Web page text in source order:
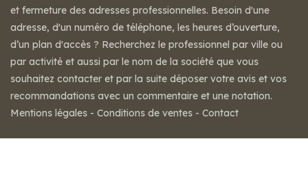
et fermeture des adresses professionnelles. Besoin d'une
adresse, d'un numéro de téléphone, les heures d’ouverture,
d’un plan d'accès ? Recherchez le professionnel par ville ou
par activité et aussi par le nom de la société que vous
souhaitez contacter et par la suite déposer votre avis et vos
recommandations avec un commentaire et une notation.
Mentions légales - Conditions de ventes - Contact